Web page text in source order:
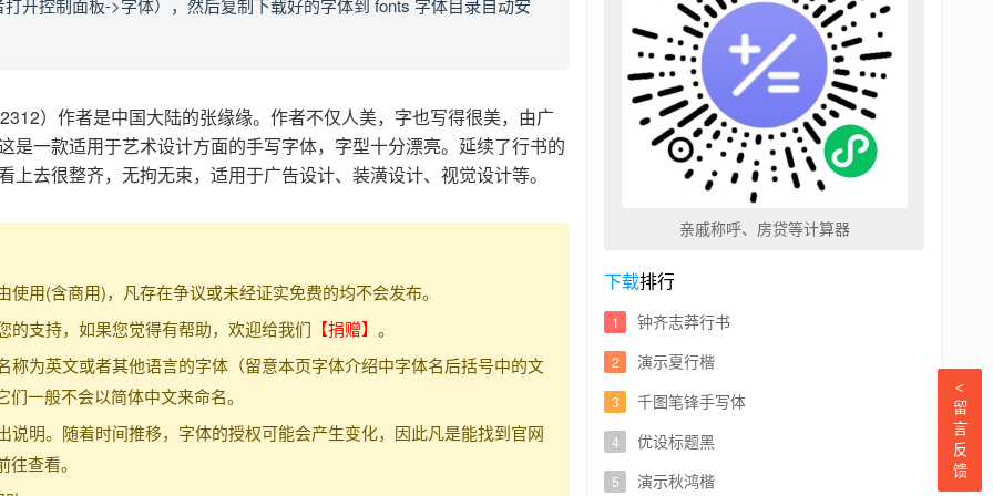
开控制面板->字体），然后复制下载好的字体到 fonts 字体目录自动安
）作者是中国大陆的张缘缘。作者不仅人美，字也写得很美，由广
一款适用于艺术设计方面的手写字体，字型十分漂亮。延续了行书的
去很整齐，无拘无束，适用于广告设计、装潢设计、视觉设计等。
用(含商用)，凡存在争议或未经证实免费的均不会发布。
的支持，如果您觉得有帮助，欢迎给我们 【捐赠】 。
为英文或者其他语言的字体（留意本页字体介绍中字体名后括号中的文
一般不会以简体中文来命名。
明。随着时间推移，字体的授权可能会产生变化，因此凡是能找到官网
查看。
亲戚称呼、房贷等计算器
下载排行
钟齐志莽行书
演示夏行楷
千图笔锋手写体
优设标题黑
演示秋鸿楷
<
留
言
反
馈